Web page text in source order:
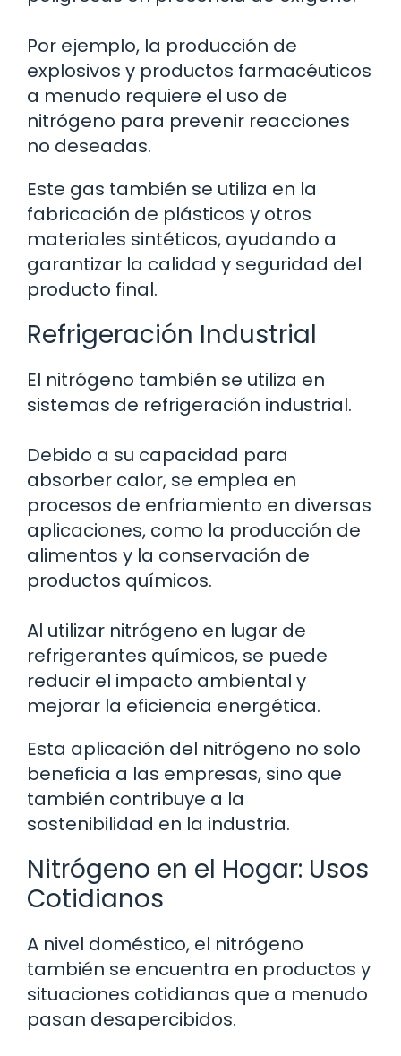
Por ejemplo, la producción de
explosivos y productos farmacéuticos
a menudo requiere el uso de
nitrógeno para prevenir reacciones
no deseadas.
Este gas también se utiliza en la
fabricación de plásticos y otros
materiales sintéticos, ayudando a
garantizar la calidad y seguridad del
producto final.
Refrigeración Industrial
El nitrógeno también se utiliza en
sistemas de refrigeración industrial.
Debido a su capacidad para
absorber calor, se emplea en
procesos de enfriamiento en diversas
aplicaciones, como la producción de
alimentos y la conservación de
productos químicos.
Al utilizar nitrógeno en lugar de
refrigerantes químicos, se puede
reducir el impacto ambiental y
mejorar la eficiencia energética.
Esta aplicación del nitrógeno no solo
beneficia a las empresas, sino que
también contribuye a la
sostenibilidad en la industria.
Nitrógeno en el Hogar: Usos
Cotidianos
A nivel doméstico, el nitrógeno
también se encuentra en productos y
situaciones cotidianas que a menudo
pasan desapercibidos.